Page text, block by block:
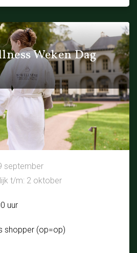
Weken Dag
september
t/m: 2 oktober
uur
shopper (op=op)